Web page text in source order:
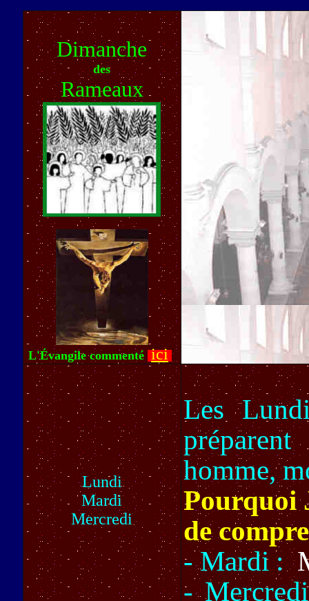
Dimanche
des
Rameaux
L'Évangile commenté ici
Lundi
Mardi
Mercredi
Les
homme,
Pourquoi
de
- Mardi :
-